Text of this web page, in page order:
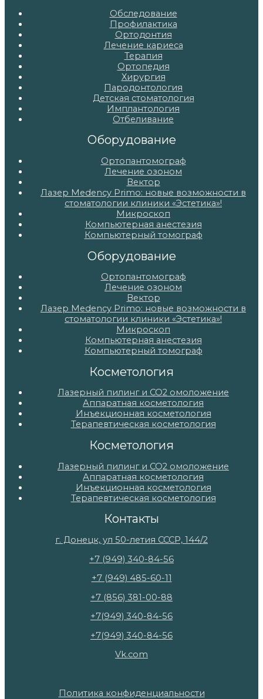
Обследование
Профилактика
Ортодонтия
Лечение кариеса
Терапия
Ортопедия
Хирургия
Пародонтология
Детская стоматология
Имплантология
Отбеливание
Оборудование
Ортопантомограф
Лечение озоном
Вектор
Лазер Medency Primo: новые возможности в
стоматологии клиники «Эстетика»!
Микроскоп
Компьютерная анестезия
Компьютерный томограф
Оборудование
Ортопантомограф
Лечение озоном
Вектор
Лазер Medency Primo: новые возможности в
стоматологии клиники «Эстетика»!
Микроскоп
Компьютерная анестезия
Компьютерный томограф
Косметология
Лазерный пилинг и СО2 омоложение
Аппаратная косметология
Инъекционная косметология
Терапевтическая косметология
Косметология
Лазерный пилинг и СО2 омоложение
Аппаратная косметология
Инъекционная косметология
Терапевтическая косметология
Контакты
г. Донецк, ул 50-летия СССР, 144/2
+7 (949) 340-84-56
+7 (949) 485-60-11
+7 (856) 381-00-88
+7(949) 340-84-56
+7(949) 340-84-56
Vk.com
Политика конфиденциальности